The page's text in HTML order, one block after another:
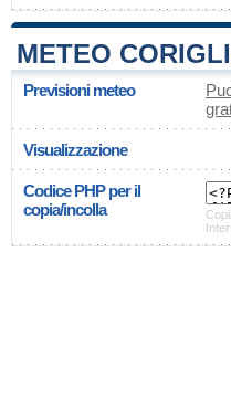
METEO
Previsioni meteo
Visualizzazione
Codice PHP per il
copia/incolla